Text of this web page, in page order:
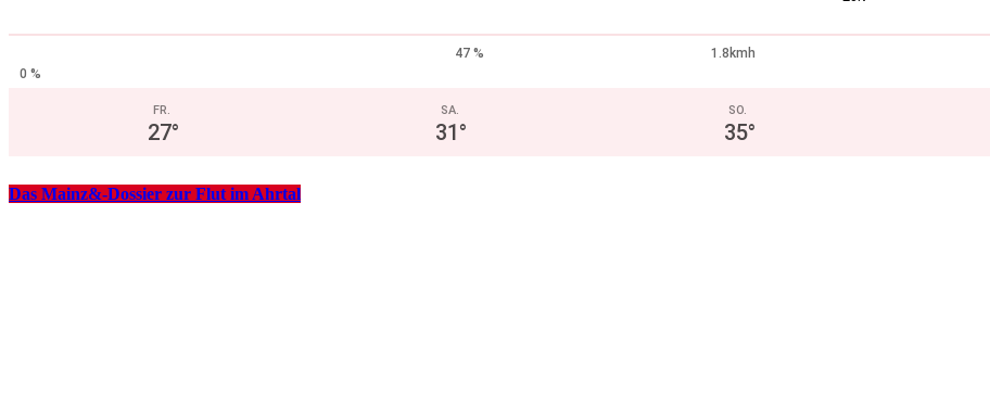
47 %
1.8kmh
0 %
FR.
27°
SA.
31°
SO.
35°
Das Mainz&-Dossier zur Flut im Ahrtal